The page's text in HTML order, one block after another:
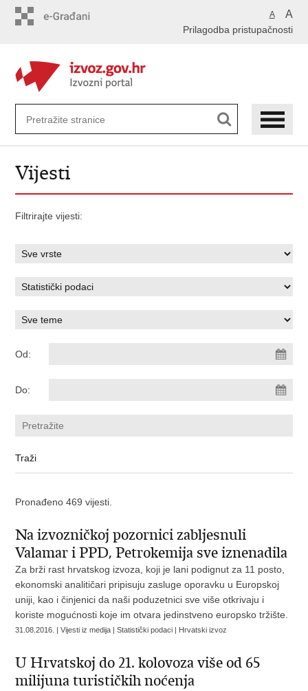
A A
Prilagodba pristupačnosti
Vijesti
Filtrirajte vijesti:
Od:
Do:
Pronađeno 469 vijesti.
Na izvozničkoj pozornici zabljesnuli
Valamar i PPD, Petrokemija sve iznenadila
Za brži rast hrvatskog izvoza, koji je lani podignut za 11 posto,
ekonomski analitičari pripisuju zasluge oporavku u Europskoj
uniji, kao i činjenici da naši poduzetnici sve više otkrivaju i
koriste mogućnosti koje im otvara jedinstveno europsko tržište.
31.08.2016. | Vijesti iz medija | Statistički podaci | Hrvatski izvoz
U Hrvatskoj do 21. kolovoza više od 65
milijuna turističkih noćenja